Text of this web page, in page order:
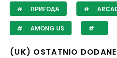
ПРИГОДА
AMONG US
(UK) OSTATNIO DODANE